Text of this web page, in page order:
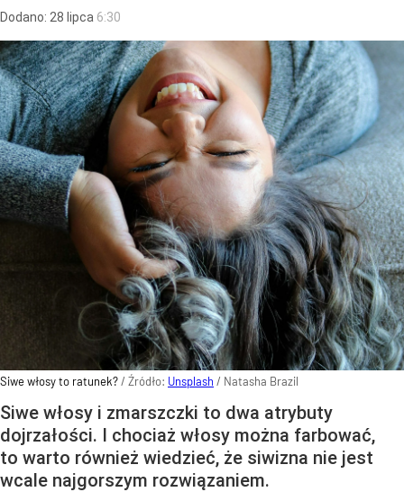
Dodano: 28 lipca 6:30
Siwe włosy to ratunek?/ Źródło: Unsplash / Natasha Brazil
Siwe włosy i zmarszczki to dwa atrybuty
dojrzałości. I chociaż włosy można farbować,
to warto również wiedzieć, że siwizna nie jest
wcale najgorszym rozwiązaniem.